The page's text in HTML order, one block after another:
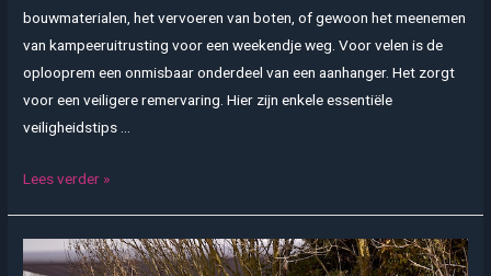
bouwmaterialen, het vervoeren van boten, of gewoon het meenemen
van kampeeruitrusting voor een weekendje weg. Voor velen is de
oplooprem een onmisbaar onderdeel van een aanhanger. Het zorgt
voor een veiligere remervaring. Hier zijn enkele essentiële
veiligheidstips …
Veiligheidstips
gebruik
Lees verder »